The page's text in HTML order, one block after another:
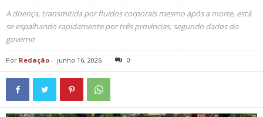
A doença, transmitida por fluidos corporais mesmo após a morte, está
se espalhando rapidamente por três províncias, segundo dados do
governo
Por Redação - junho 16, 2026 0